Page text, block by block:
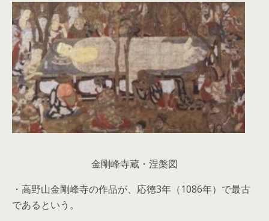
金剛峰寺蔵・涅槃図
・高野山金剛峰寺の作品が、応徳3年（1086年）で最古
であるという。